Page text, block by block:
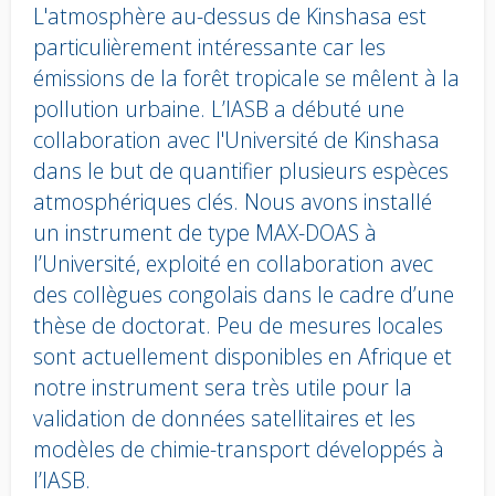
L'atmosphère au-dessus de Kinshasa est
particulièrement intéressante car les
émissions de la forêt tropicale se mêlent à la
pollution urbaine. L’IASB a débuté une
collaboration avec l'Université de Kinshasa
dans le but de quantifier plusieurs espèces
atmosphériques clés. Nous avons installé
un instrument de type MAX-DOAS à
l’Université, exploité en collaboration avec
des collègues congolais dans le cadre d’une
thèse de doctorat. Peu de mesures locales
sont actuellement disponibles en Afrique et
notre instrument sera très utile pour la
validation de données satellitaires et les
modèles de chimie-transport développés à
l’IASB.